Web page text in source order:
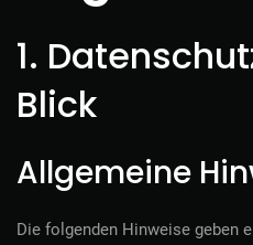
1.
Blick
Allgemeine
Die folgenden Hinweise geben